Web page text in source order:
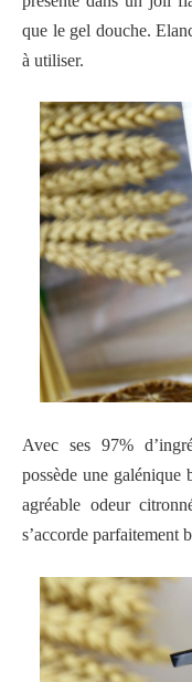
que le gel douche.
à utiliser.
Avec ses 97%
possède une galénique
agréable odeur
s’accorde parfaitement